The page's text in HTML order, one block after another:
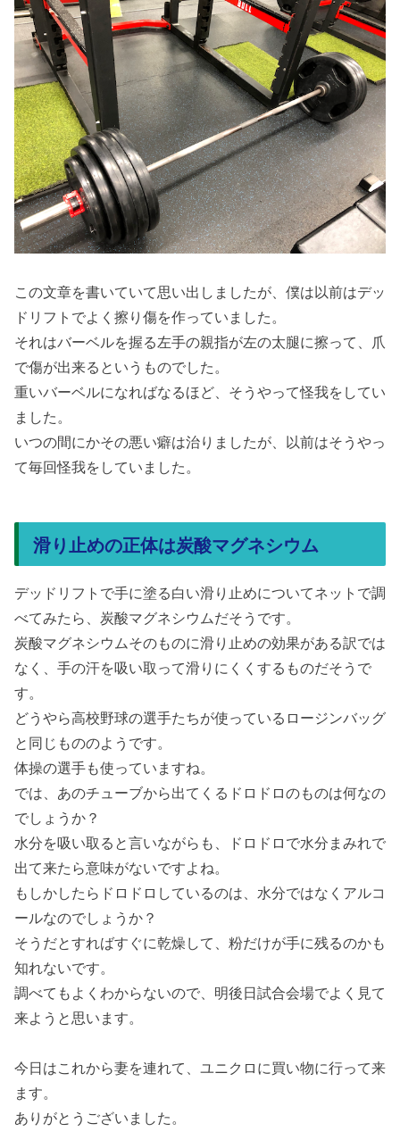
この文章を書いていて思い出しましたが、僕は以前はデッ
ドリフトでよく擦り傷を作っていました。
それはバーベルを握る左手の親指が左の太腿に擦って、爪
で傷が出来るというものでした。
重いバーベルになればなるほど、そうやって怪我をしてい
ました。
いつの間にかその悪い癖は治りましたが、以前はそうやっ
て毎回怪我をしていました。
滑り止めの正体は炭酸マグネシウム
デッドリフトで手に塗る白い滑り止めについてネットで調
べてみたら、炭酸マグネシウムだそうです。
炭酸マグネシウムそのものに滑り止めの効果がある訳では
なく、手の汗を吸い取って滑りにくくするものだそうで
す。
どうやら高校野球の選手たちが使っているロージンバッグ
と同じもののようです。
体操の選手も使っていますね。
では、あのチューブから出てくるドロドロのものは何なの
でしょうか？
水分を吸い取ると言いながらも、ドロドロで水分まみれで
出て来たら意味がないですよね。
もしかしたらドロドロしているのは、水分ではなくアルコ
ールなのでしょうか？
そうだとすればすぐに乾燥して、粉だけが手に残るのかも
知れないです。
調べてもよくわからないので、明後日試合会場でよく見て
来ようと思います。
今日はこれから妻を連れて、ユニクロに買い物に行って来
ます。
ありがとうございました。